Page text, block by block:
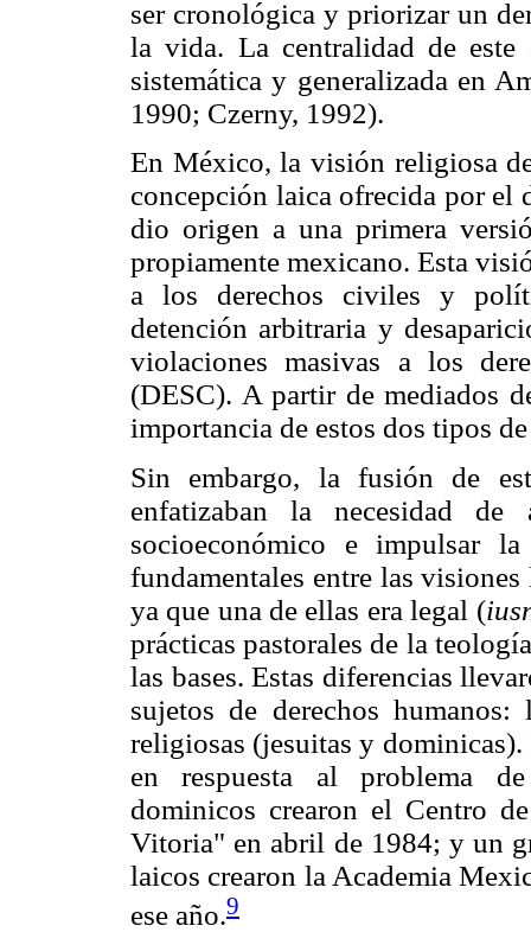
ser cronológica y priorizar un
la vida. La centralidad de este
sistemática y generalizada en
1990; Czerny, 1992).
En México, la visión religiosa
concepción laica ofrecida por el
dio origen a una primera
propiamente mexicano. Esta
a los derechos civiles y
detención arbitraria y
violaciones masivas a los
(DESC). A partir de mediados
importancia de estos dos tipos
Sin embargo, la fusión de
enfatizaban la necesidad
socioeconómico e impulsar
fundamentales entre las
ya que una de ellas era legal (
prácticas pastorales de la
las bases. Estas diferencias
sujetos de derechos
religiosas (jesuitas y
en respuesta al problema
dominicos crearon el Centro
Vitoria" en abril de 1984; y un
laicos crearon la Academia
ese año.9